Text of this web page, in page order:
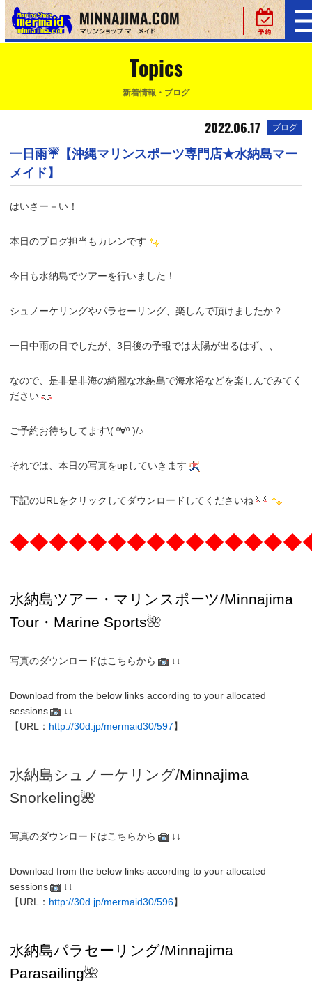
Topics
新着情報・ブログ
2022.06.17 ブログ
一日雨☔【沖縄マリンスポーツ専門店★水納島マー
メイド】
はいさー－い！
本日のブログ担当もカレンです
今日も水納島でツアーを行いました！
シュノーケリングやパラセーリング、楽しんで頂けましたか？
一日中雨の日でしたが、3日後の予報では太陽が出るはず、、
なので、是非是非海の綺麗な水納島で海水浴などを楽しんでみてく
ださい
ご予約お待ちしてます\( º∀º )/♪
それでは、本日の写真をupしていきます
下記のURLをクリックしてダウンロードしてくださいね
水納島ツアー・マリンスポーツ/Minnajima
Tour・Marine Sports🌺
写真のダウンロードはこちらから ↓↓
Download from the below links according to your allocated
sessions
↓↓
【URL： http://30d.jp/mermaid30/597】
水納島シュノーケリング/Minnajima
Snorkeling🌺
写真のダウンロードはこちらから ↓↓
Download from the below links according to your allocated
sessions
↓↓
【URL： http://30d.jp/mermaid30/596】
水納島パラセーリング/Minnajima
Parasailing🌺